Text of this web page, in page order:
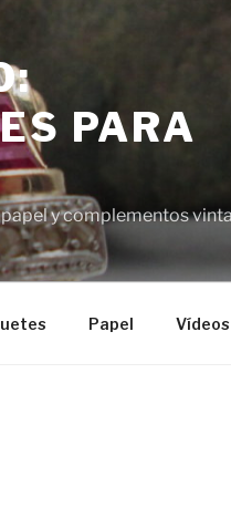
PARA
y complementos
Papel Vídeos